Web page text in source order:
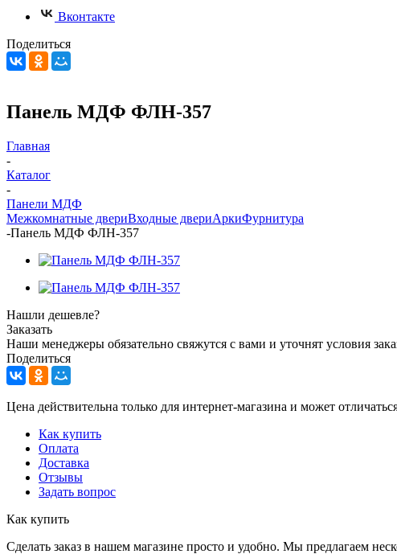
Вконтакте
Поделиться
Панель МДФ ФЛН-357
Главная
-
Каталог
-
Панели МДФ
Межкомнатные двериВходные двериАркиФурнитура
-Панель МДФ ФЛН-357
Нашли дешевле?
Заказать
Наши менеджеры обязательно свяжутся с вами и уточнят условия
Поделиться
Цена действительна только для интернет-магазина и может
Как купить
Оплата
Доставка
Отзывы
Задать вопрос
Как купить
Сделать заказ в нашем магазине просто и удобно. Мы предлагаем